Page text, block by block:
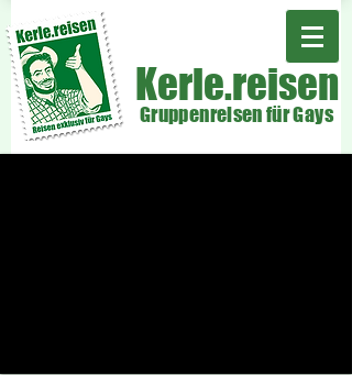
Kerle.reisen
Gruppenreisen für Gays